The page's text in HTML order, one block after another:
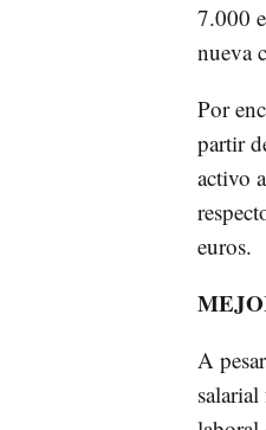
7.000
nueva
Por
partir
activo
euros.
A